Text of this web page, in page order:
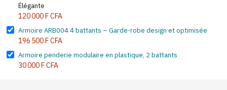
Élégante
120 000 F CFA
Armoire ARB004 4 battants – Garde-robe design et optimisée
196 500 F CFA
Armoire penderie modulaire en plastique, 2 battants
30 000 F CFA